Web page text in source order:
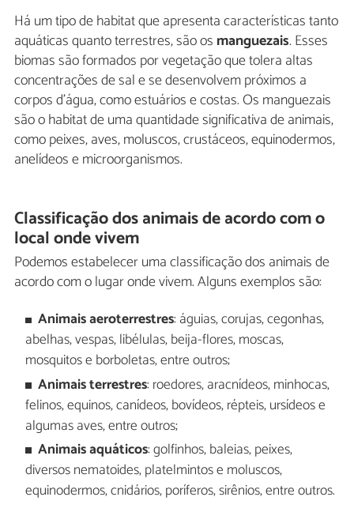
Há um tipo de habitat que apresenta características tanto
aquáticas quanto terrestres, são os manguezais. Esses
biomas são formados por vegetação que tolera altas
concentrações de sal e se desenvolvem próximos a
corpos d'água, como estuários e costas. Os manguezais
são o habitat de uma quantidade significativa de animais,
como peixes, aves, moluscos, crustáceos, equinodermos,
anelídeos e microorganismos.
Classificação dos animais de acordo com o
local onde vivem
Podemos estabelecer uma classificação dos animais de
acordo com o lugar onde vivem. Alguns exemplos são:
Animais aeroterrestres: águias, corujas, cegonhas,
abelhas, vespas, libélulas, beija-flores, moscas,
mosquitos e borboletas, entre outros;
Animais terrestres: roedores, aracnídeos, minhocas,
felinos, equinos, canídeos, bovídeos, répteis, ursídeos e
algumas aves, entre outros;
Animais aquáticos: golfinhos, baleias, peixes,
diversos nematoides, platelmintos e moluscos,
equinodermos, cnidários, poríferos, sirênios, entre outros.